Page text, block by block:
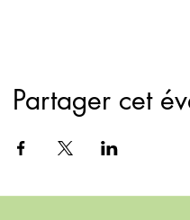
Partager cet